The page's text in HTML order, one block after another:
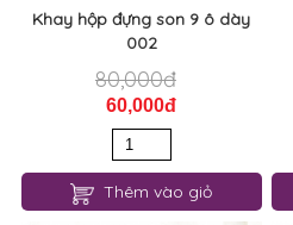
Khay hộp đựng son 9 ô dày
002
80,000đ
60,000đ
Thêm vào giỏ